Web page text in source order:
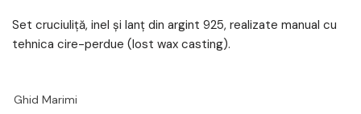
Set cruciuliță, inel și lanț din argint 925, realizate manual cu
tehnica cire-perdue (lost wax casting).
Ghid Marimi